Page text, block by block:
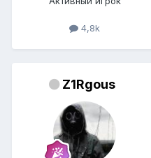
4,8k
Z1Rgous